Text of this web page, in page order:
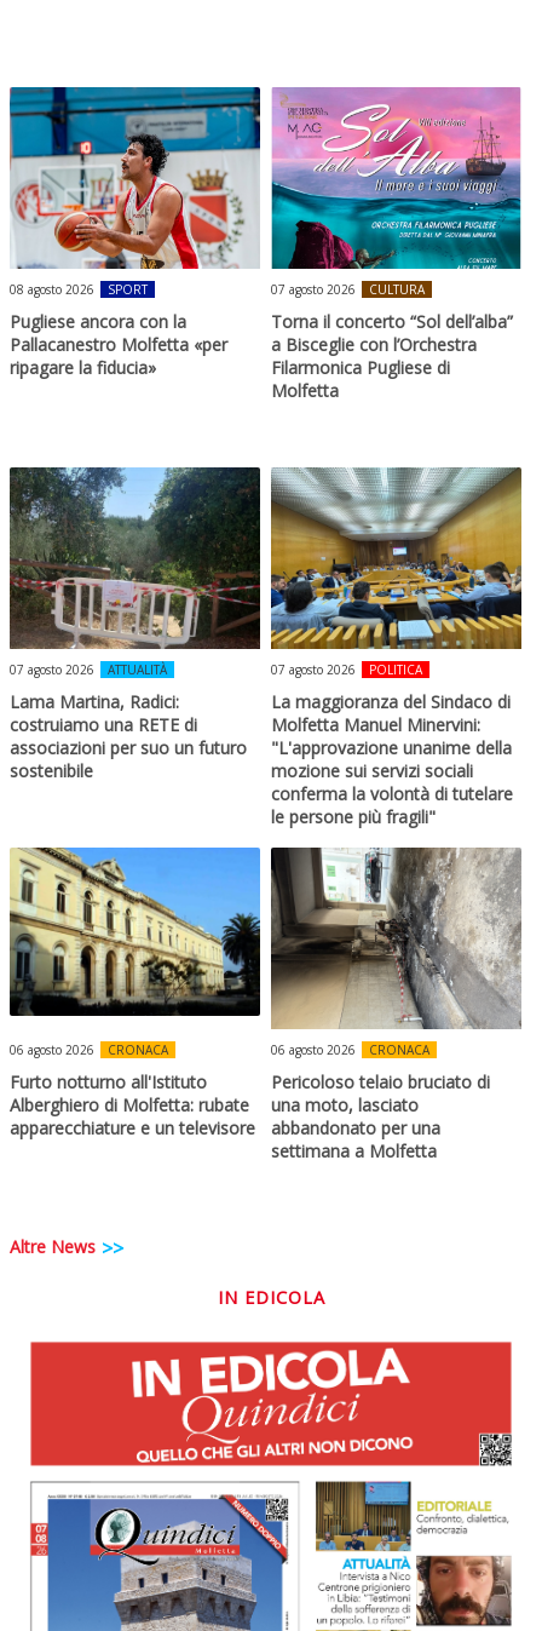
08 agosto 2026 SPORT
Pugliese ancora con la
Pallacanestro Molfetta «per
ripagare la fiducia»
07 agosto 2026 CULTURA
Torna il concerto “Sol dell’alba”
a Bisceglie con l’Orchestra
Filarmonica Pugliese di
Molfetta
07 agosto 2026 ATTUALITÀ
Lama Martina, Radici:
costruiamo una RETE di
associazioni per suo un futuro
sostenibile
07 agosto 2026 POLITICA
La maggioranza del Sindaco di
Molfetta Manuel Minervini:
"L'approvazione unanime della
mozione sui servizi sociali
conferma la volontà di tutelare
le persone più fragili"
06 agosto 2026 CRONACA
Furto notturno all'Istituto
Alberghiero di Molfetta: rubate
apparecchiature e un televisore
06 agosto 2026 CRONACA
Pericoloso telaio bruciato di
una moto, lasciato
abbandonato per una
settimana a Molfetta
Altre News >>
IN EDICOLA